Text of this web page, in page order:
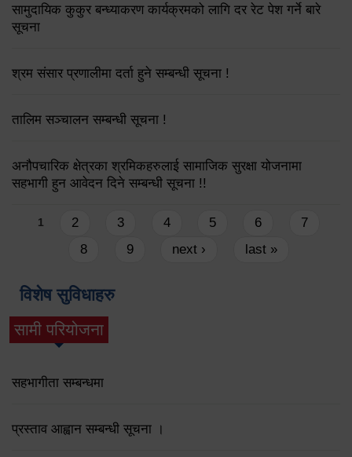
सामुदायिक कुकुर बन्ध्याकरण कार्यक्रमको लागि दर रेट पेश गर्ने बारे
सूचना
श्रम संसार प्रणालीमा दर्ता हुने सम्बन्धी सूचना !
तालिम सञ्चालन सम्बन्धी सूचना !
अनौपचारिक क्षेत्रका श्रमिकहरुलाई सामाजिक सुरक्षा योजनामा
सहभागी हुन आवेदन दिने सम्बन्धी सूचना !!
Pages
1 2 3 4 5 6
7
8
9 next › last »
विशेष सुविधाहरु
सामी परियोजना
(active tab)
सहभागीता सम्बन्धमा
प्रस्ताव आह्वान सम्बन्धी सूचना ।